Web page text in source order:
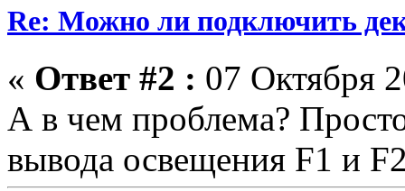
Re: Можно ли подключить
« Ответ #2 : 07 Октября
А в чем проблема?
вывода освещения F1 и